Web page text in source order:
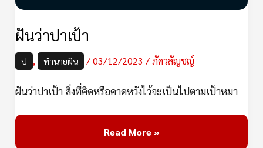
ฝันว่าปาเป้า
ป , ทำนายฝัน /03/12/2023/ภัควลัญชญ์
ฝันว่าปาเป้า สิ่งที่คิดหรือคาดหวังไว้จะเป็นไปตามเป้าหมา
Read More »